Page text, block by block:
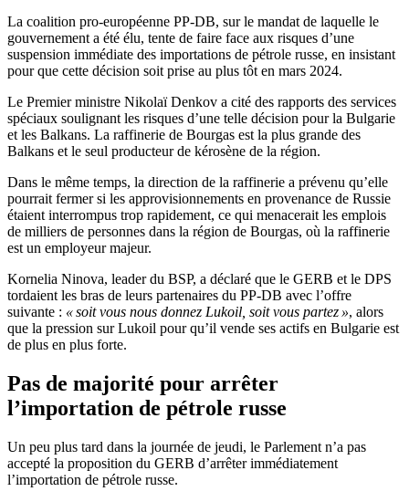
La coalition pro-européenne PP-DB, sur le mandat de laquelle le
gouvernement a été élu, tente de faire face aux risques d’une
suspension immédiate des importations de pétrole russe, en insistant
pour que cette décision soit prise au plus tôt en mars 2024.
Le Premier ministre Nikolaï Denkov a cité des rapports des services
spéciaux soulignant les risques d’une telle décision pour la Bulgarie
et les Balkans. La raffinerie de Bourgas est la plus grande des
Balkans et le seul producteur de kérosène de la région.
Dans le même temps, la direction de la raffinerie a prévenu qu’elle
pourrait fermer si les approvisionnements en provenance de Russie
étaient interrompus trop rapidement, ce qui menacerait les emplois
de milliers de personnes dans la région de Bourgas, où la raffinerie
est un employeur majeur.
Kornelia Ninova, leader du BSP, a déclaré que le GERB et le DPS
tordaient les bras de leurs partenaires du PP-DB avec l’offre
suivante : « soit vous nous donnez Lukoil, soit vous partez », alors
que la pression sur Lukoil pour qu’il vende ses actifs en Bulgarie est
de plus en plus forte.
Pas de majorité pour arrêter
l’importation de pétrole russe
Un peu plus tard dans la journée de jeudi, le Parlement n’a pas
accepté la proposition du GERB d’arrêter immédiatement
l’importation de pétrole russe.